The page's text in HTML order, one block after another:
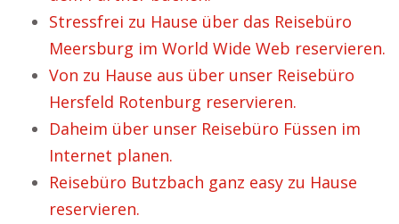
Stressfrei zu Hause über das Reisebüro
Meersburg im World Wide Web reservieren.
Von zu Hause aus über unser Reisebüro
Hersfeld Rotenburg reservieren.
Daheim über unser Reisebüro Füssen im
Internet planen.
Reisebüro Butzbach ganz easy zu Hause
reservieren.